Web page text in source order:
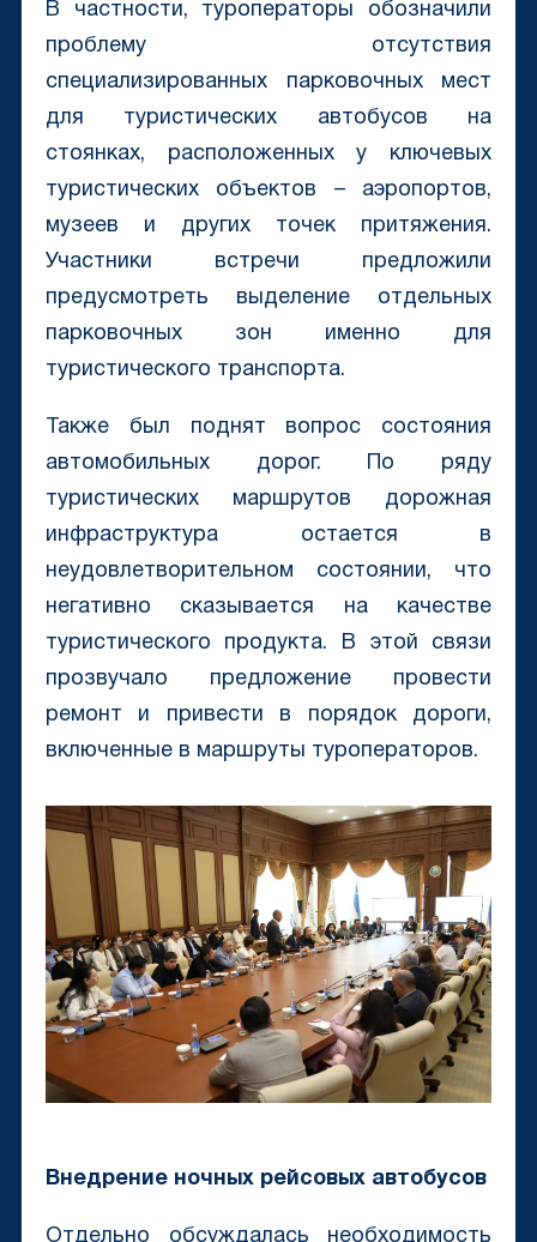
В частности, туроператоры обозначили
проблему отсутствия
специализированных парковочных мест
для туристических автобусов на
стоянках, расположенных у ключевых
туристических объектов – аэропортов,
музеев и других точек притяжения.
Участники встречи предложили
предусмотреть выделение отдельных
парковочных зон именно для
туристического транспорта.
Также был поднят вопрос состояния
автомобильных дорог. По ряду
туристических маршрутов дорожная
инфраструктура остается в
неудовлетворительном состоянии, что
негативно сказывается на качестве
туристического продукта. В этой связи
прозвучало предложение провести
ремонт и привести в порядок дороги,
включенные в маршруты туроператоров.
Внедрение ночных рейсовых автобусов
Отдельно обсуждалась необходимость